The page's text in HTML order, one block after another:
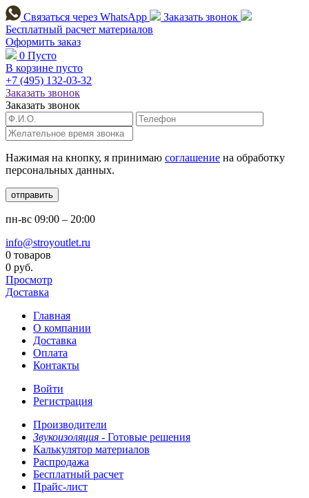
Связаться через WhatsApp
Заказать звонок
Бесплатный расчет материалов
Оформить заказ
0 Пусто
В корзине пусто
+7 (495) 132-03-32
Заказать звонок
Заказать звонок
Нажимая на кнопку, я принимаю соглашение на обработку
персональных данных.
отправить
пн-вс 09:00 – 20:00
info@stroyoutlet.ru
0 товаров
0 руб.
Просмотр
Доставка
Главная
О компании
Доставка
Оплата
Контакты
Войти
Регистрация
Производители
Звукоизоляция - Готовые решения
Калькулятор материалов
Распродажа
Бесплатный расчет
Прайс-лист